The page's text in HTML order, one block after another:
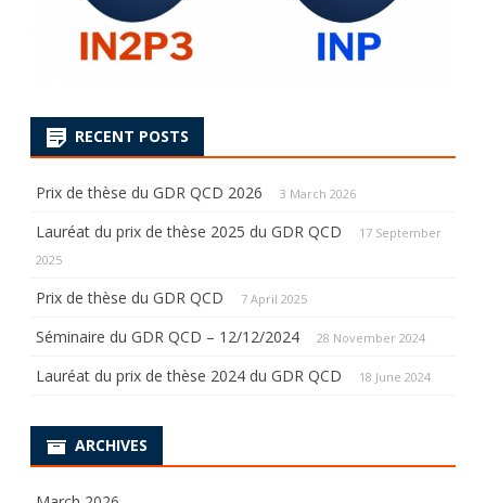
RECENT POSTS
Prix de thèse du GDR QCD 2026 3 March 2026
Lauréat du prix de thèse 2025 du GDR QCD
17 September
2025
Prix de thèse du GDR QCD 7 April 2025
Séminaire du GDR QCD – 12/12/2024 28 November 2024
Lauréat du prix de thèse 2024 du GDR QCD 18 June 2024
ARCHIVES